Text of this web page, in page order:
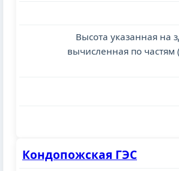
Высота указанная на
вычисленная по частям
Кондопожская ГЭС